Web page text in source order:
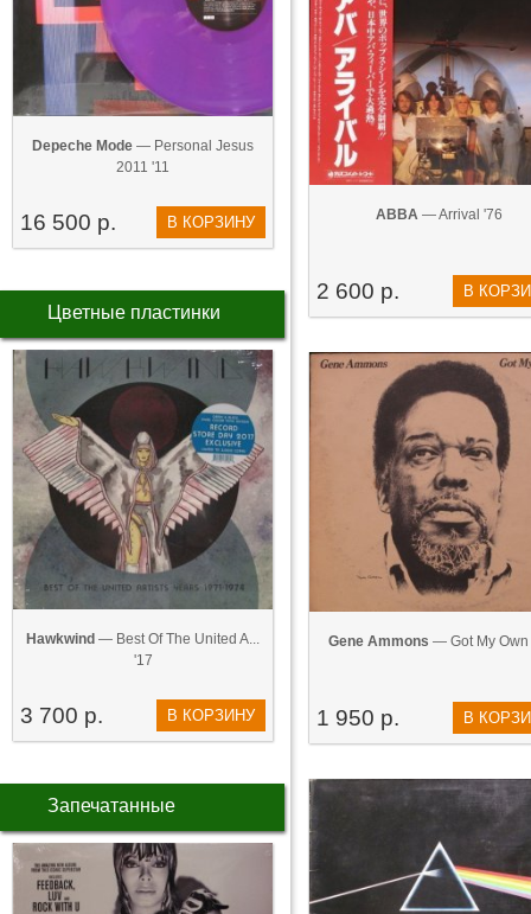
Depeche Mode — Personal Jesus
2011 '11
16 500 р. В КОРЗИНУ
Цветные пластинки
Hawkwind — Best Of The United A...
'17
3 700 р. В КОРЗИНУ
Запечатанные
ABBA — Arrival '76
2 600 р. В
Gene Ammons — Got My Own
1 950 р. В